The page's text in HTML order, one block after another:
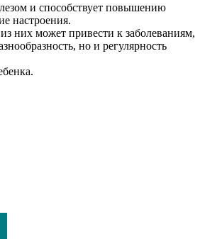
и способствует повышению
настроения.
них может привести к заболеваниям,
но и регулярность